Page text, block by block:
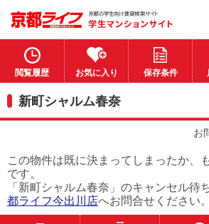
閲覧履歴 お気に入り 保存条件
新町シャルム春奈
お
この物件は既に決まってしまったか、
です。
「新町シャルム春奈」のキャンセル待
都ライフ今出川店へお問合せください。